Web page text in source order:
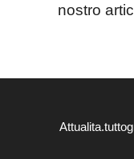
nostro